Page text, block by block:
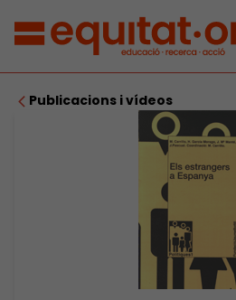
Publicacions i vídeos